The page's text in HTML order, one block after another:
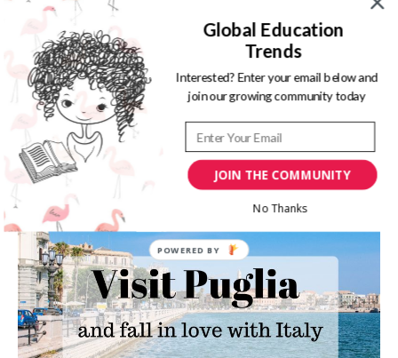
READ MORE
Ilona Proshkina
JOIN THE COMMUNITY
Global Education
Trends
Interested? Enter your email below and
join our growing community today
No Thanks